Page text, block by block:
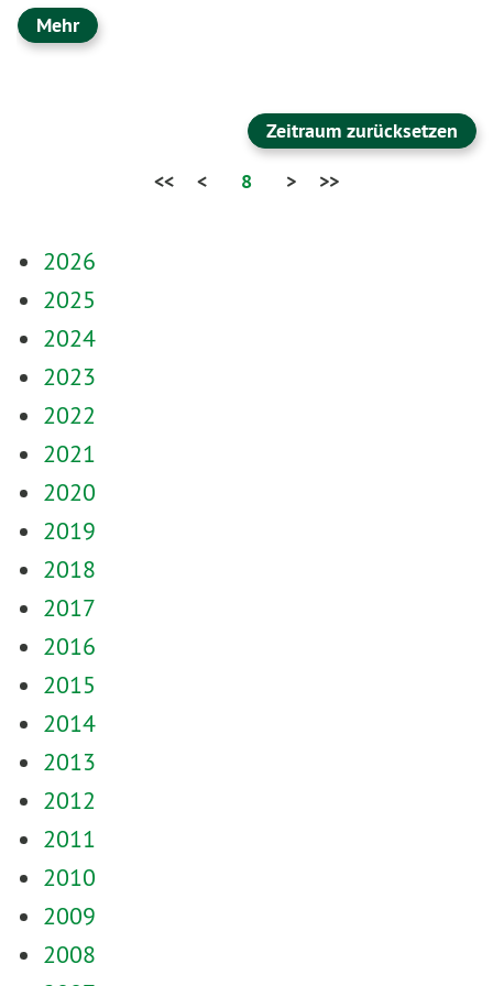
Mehr
Zeitraum zurücksetzen
<<
< 8 > >>
2026
2025
2024
2023
2022
2021
2020
2019
2018
2017
2016
2015
2014
2013
2012
2011
2010
2009
2008